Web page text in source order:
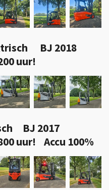
BJ 2018
uur!
BJ 2017
uur! Accu 100%